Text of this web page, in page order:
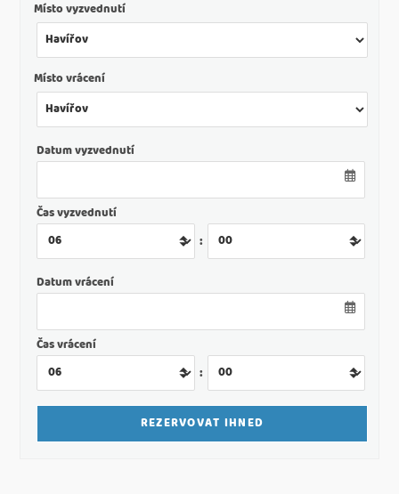
Místo vyzvednutí
Místo vrácení
Datum vyzvednutí
Čas vyzvednutí
:
Datum vrácení
Čas vrácení
: